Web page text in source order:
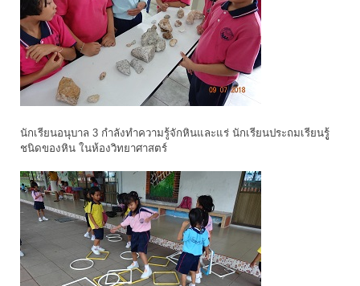
นักเรียนอนุบาล 3 กำลังทำความรู้จักหินและแร่ นักเรียนประถมเรียนรูู้
ชนิดของหิน ในห้องวิทยาศาสตร์